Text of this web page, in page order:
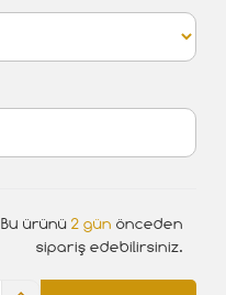
Bu ürünü 2 gün önceden
sipariş edebilirsiniz.